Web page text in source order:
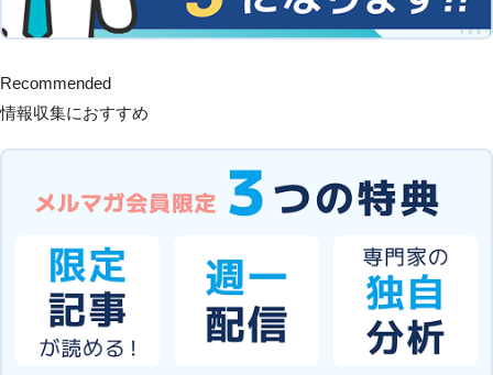
Recommended
情報収集におすすめ